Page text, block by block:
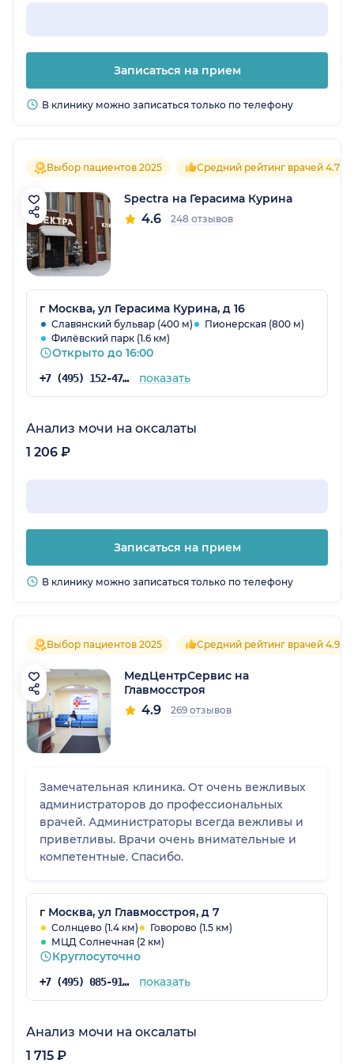
Записаться на прием
В клинику можно записаться только по телефону
Выбор пациентов 2025 Средний рейтинг врачей 4.7
Spectra на Герасима Курина
4.6 248 отзывов
г Москва, ул Герасима Курина, д 16
Славянский бульвар (400 м)
Пионерская (800 м)
Филёвский парк (1.6 км)
Открыто до 16:00
+7 (495) 152-47-80 показать
Анализ мочи на оксалаты
1 206 ₽
Записаться на прием
В клинику можно записаться только по телефону
Выбор пациентов 2025 Средний рейтинг врачей 4.9
МедЦентрСервис на
Главмосстроя
4.9 269 отзывов
Замечательная клиника. От очень вежливых
администраторов до профессиональных
врачей. Администраторы всегда вежливы и
приветливы. Врачи очень внимательные и
компетентные. Спасибо.
г Москва, ул Главмосстроя, д 7
Солнцево (1.4 км)
Говорово (1.5 км)
МЦД Солнечная (2 км)
Круглосуточно
+7 (495) 085-91-29 показать
Анализ мочи на оксалаты
1 715 ₽